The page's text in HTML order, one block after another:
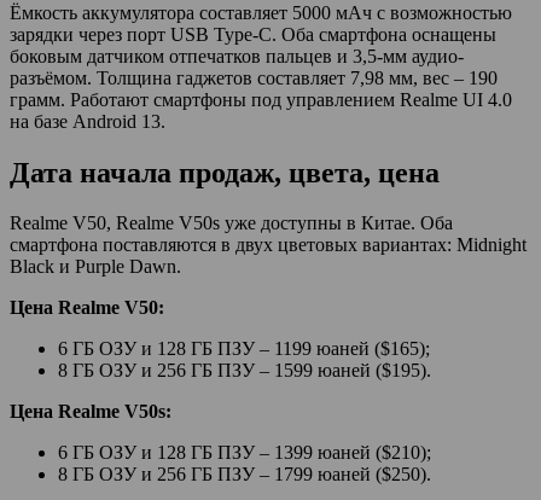
Ёмкость аккумулятора составляет 5000 мАч с возможностью
зарядки через порт USB Type-C. Оба смартфона оснащены
боковым датчиком отпечатков пальцев и 3,5-мм аудио-
разъёмом. Толщина гаджетов составляет 7,98 мм, вес – 190
грамм. Работают смартфоны под управлением Realme UI 4.0
на базе Android 13.
Дата начала продаж, цвета, цена
Realme V50, Realme V50s уже доступны в Китае. Оба
смартфона поставляются в двух цветовых вариантах: Midnight
Black и Purple Dawn.
Цена Realme V50:
6 ГБ ОЗУ и 128 ГБ ПЗУ – 1199 юаней ($165);
8 ГБ ОЗУ и 256 ГБ ПЗУ – 1599 юаней ($195).
Цена Realme V50s:
6 ГБ ОЗУ и 128 ГБ ПЗУ – 1399 юаней ($210);
8 ГБ ОЗУ и 256 ГБ ПЗУ – 1799 юаней ($250).